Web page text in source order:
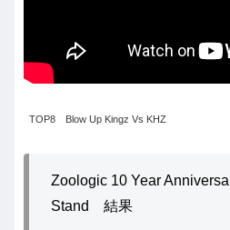
TOP8 Blow Up Kingz Vs KHZ
Zoologic 10 Year
Stand 結果